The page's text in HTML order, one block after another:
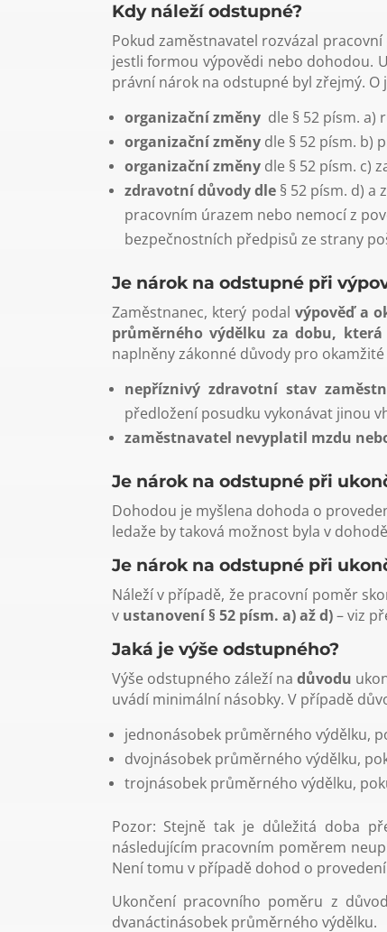
Kdy náleží odstupné?
Pokud zaměstnavatel rozvázal
jestli formou výpovědi nebo dohodou.
právní nárok na odstupné byl zřejmý. O
organizačnízměnydle § 52 písm. a)
organizační změny dle § 52 písm. b)
organizační změny dle § 52 písm. c)
zdravotní důvody dle § 52 písm. d)
pracovním úrazem nebo nemocí z
bezpečnostních předpisů ze strany
Je nárok na odstupné při
Zaměstnanec, který podalvýpověď a
průměrného výdělku za dobu,
naplněny zákonné důvody pro
nepříznivý zdravotní stav
předložení posudku vykonávat jinou
zaměstnavatel nevyplatil mzdu
Je nárok na odstupné při
Dohodou je myšlena dohoda o
ledaže by taková možnost byla v
Je nárok na odstupné při
Náleží v případě, že pracovní poměr
v ustanovení § 52 písm. a) až d)– viz
Jaká je výše odstupného?
Výše odstupného záleží na důvodu
uvádí minimální násobky. V případě
jednonásobek průměrného výdělku,
dvojnásobek průměrného výdělku,
trojnásobek průměrného výdělku,
Pozor: Stejně tak je důležitá doba
následujícím pracovním poměrem
Není tomu v případě dohod o
Ukončení pracovního poměru z
dvanáctinásobek průměrného výdělku.